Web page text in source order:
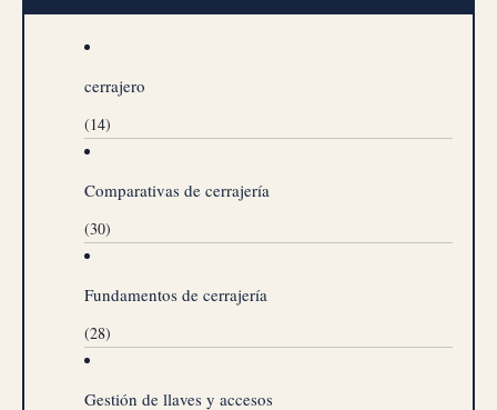
cerrajero
(14)
Comparativas de cerrajería
(30)
Fundamentos de cerrajería
(28)
Gestión de llaves y accesos